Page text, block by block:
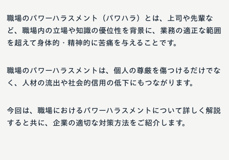
職場のパワーハラスメント（パワハラ）とは、上司や先輩な
ど、職場内の立場や知識の優位性を背景に、業務の適正な範囲
を超えて身体的・精神的に苦痛を与えることです。
職場のパワーハラスメントは、個人の尊厳を傷つけるだけでな
く、人材の流出や社会的信用の低下にもつながります。
今回は、職場におけるパワーハラスメントについて詳しく解説
すると共に、企業の適切な対策方法をご紹介します。